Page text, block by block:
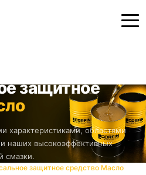
защитное
характеристиками, областями
наших высокоэффективных
смазки.
защитное средство Масло